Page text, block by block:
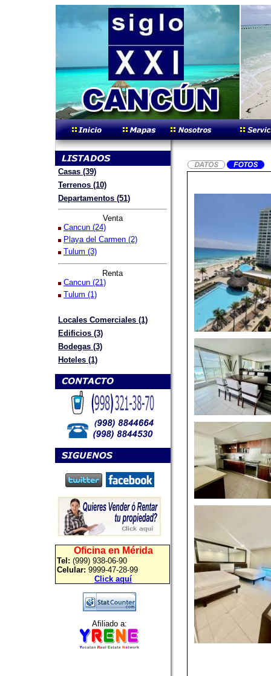
Casas (39)
Terrenos (10)
Departamentos (51)
Venta
Cancun (24)
Playa del Carmen (2)
Tulum (3)
Renta
Cancun (21)
Tulum (1)
Locales Comerciales (1)
Edificios (3)
Bodegas (3)
Hoteles (1)
Oficina en Mérida
Tel: (999) 938-06-90
Celular: 9999-47-28-99
Click aquí
Afiliado a: